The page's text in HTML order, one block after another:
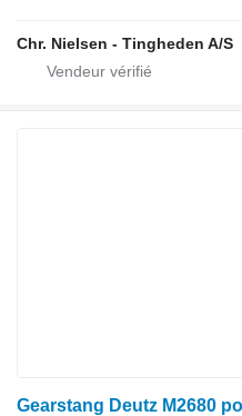
Chr. Nielsen - Tingheden A/S
Gearstang Deutz M2680